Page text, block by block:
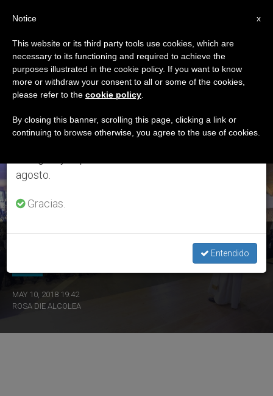
ETIQUETA
Posts Tagged ‘Don
Zeno Saltini’
ÚLTIMAS NOTICIAS
MAY 10, 2018 19:42
ROSA DIE ALCOLEA
×
Aviso importante
Del 27 de julio al 7 de agosto haremos la pausa
anual, aprovechando que en el periodo de verano
se generan menos informaciones y también el
agosto.
Gracias.
Entendido
x
Notice
This website or its third party tools use cookies, which are
necessary to its functioning and required to achieve the
purposes illustrated in the cookie policy. If you want to know
more or withdraw your consent to all or some of the cookies,
please refer to the cookie policy
By closing this banner, scrolling this page, clicking a link or
continuing to browse otherwise, you agree to the use of cookies.